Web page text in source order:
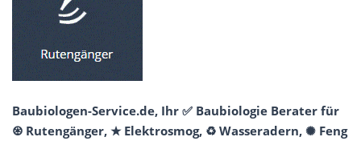
Baubiologen-Service.de, Ihr ✅ Baubiologie Berater für
♼ Rutengänger, ★ Elektrosmog, ♻ Wasseradern, ✺ Feng